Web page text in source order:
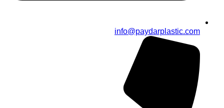
info@paydarplastic.com